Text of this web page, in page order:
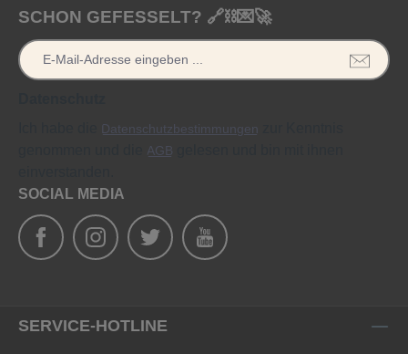
SCHON GEFESSELT? 🔗⛓️💌🚀
Datenschutzbestimmungen
AGB
SOCIAL MEDIA
SERVICE-HOTLINE